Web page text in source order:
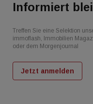
Informiert
Treffen Sie eine Selektion
immoflash, Immobilien
oder dem Morgenjournal
Jetzt anmelden